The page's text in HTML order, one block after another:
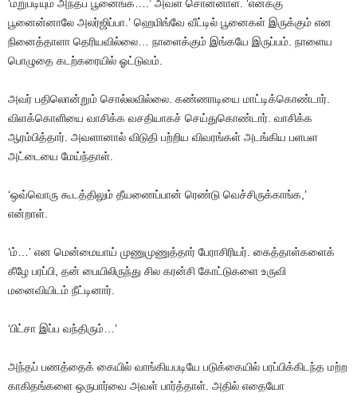
‘மறுபடியும் அந்தப் பூனைங்க ….’ அவள் சொன்னாள் . ‘எனக்கு
பூனைன்னாலே அலர்ஜிப்பா .’ ஹெமிங்வே வீட்டில் பூனைகள் இருக்கும் என
நினைத்தாளா தெரியவில்லை நாளைக்கும் இங்கயே இருப்பம் நாளைய
பொழுதை கடற்கரையில் ஓட்டுவம்
அவர் பதிலொன்றும் சொல்லவில்லை கண்ணாடியை மாட்டிக்கொண்டார்
விளக்கொளியை வாசிக்க வசதியாகச் செய்துகொண்டார் வாசிக்க
ஆரம்பித்தார் அவளானால் விடுதி பற்றிய விவரங்கள் அடங்கிய பளபள
அட்டையை மேய்ந்தாள்
‘ஒவ்வொரு கூடத்திலும் தீயணைப்பான் ரெண்டு வெச்சிருக்காங்க ,’
என்றாள்
‘ம் …’ என மென்மையாய் முணுமுணுத்தார் பேராசிரியர் கைத்தாள்களைக்
கீழே பரப்பி தன் பையிலிருந்து சில கரன்சி கோட்டுகளை உருவி
மனைவியிடம் நீட்டினார்
‘பிட்சா இப்ப வந்திரும் …’
அந்தப் பணத்தைக் கையில் வாங்கியபடியே படுக்கையில் பரப்பிக்கிடந்த மற்ற
காகிதங்களை ஒருபார்வை அவள் பார்த்தாள் அதில் எதையோ